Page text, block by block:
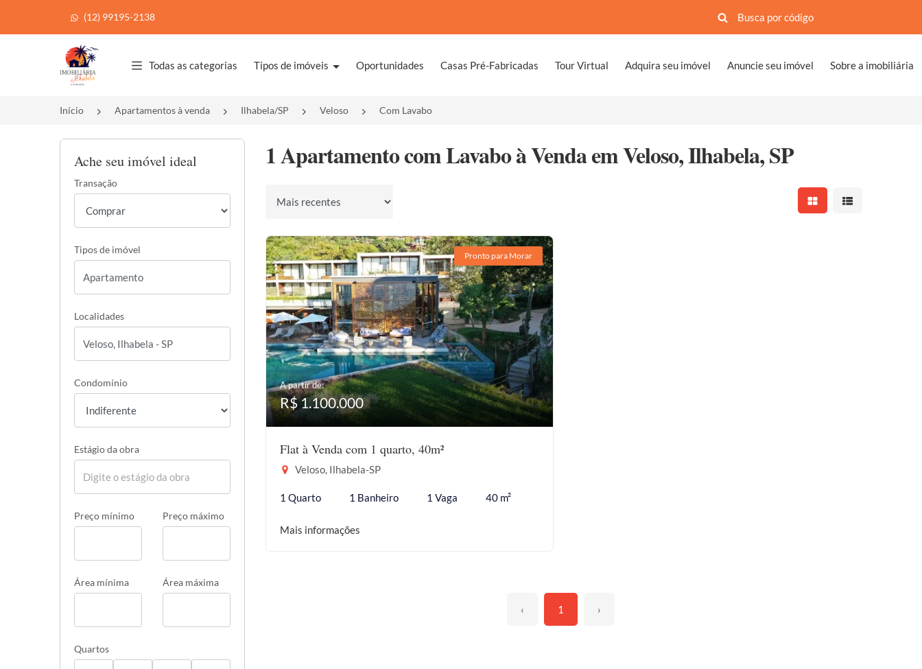
(12) 99195-2138
Página inicial
Todas as categorias Tipos de imóveis Oportunidades Casas Pré-Fabricadas Tour Virtual Adquira seu imóvel Anuncie seu imóvel Sobre a imobiliária
Início Apartamentos à venda Ilhabela/SP Veloso Com Lavabo
Ache seu imóvel ideal
Transação
Tipos de imóvel
Localidades
Condomínio
Estágio da obra
Preço mínimo Preço máximo
Área mínima Área máxima
Quartos
1 Apartamento com Lavabo à Venda em Veloso, Ilhabela, SP
Ordenar por Mostrar resultados em
Mostrar
Pronto para Morar
A partir de:
R$ 1.100.000
Flat à Venda com 1 quarto, 40m²
Veloso, Ilhabela-SP
1 Quarto 1 Banheiro 1 Vaga 40 m²
Mais informações
‹ 1 ›